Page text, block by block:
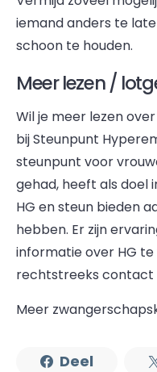
iemand anders te
schoon te houden.
Meer lezen /
Wil je meer lezen
bij Steunpunt
steunpunt voor
gehad, heeft als
HG en steun bieden
hebben. Er zijn
informatie over HG te
rechtstreeks contact
Meer
Deel